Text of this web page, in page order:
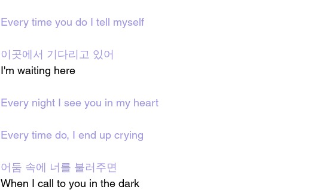
Every time you do I tell myself
이곳에서 기다리고 있어
I'm waiting here
Every night I see you in my heart
Every time do, I end up crying
어둠 속에 너를 불러주면
When I call to you in the dark